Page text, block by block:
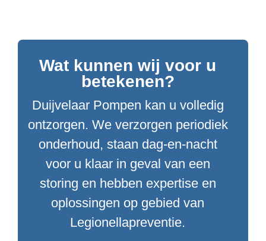
Wat kunnen wij voor u
betekenen?
Duijvelaar Pompen kan u volledig
ontzorgen. We verzorgen periodiek
onderhoud, staan dag-en-nacht
voor u klaar in geval van een
storing en hebben expertise en
oplossingen op gebied van
Legionellapreventie.